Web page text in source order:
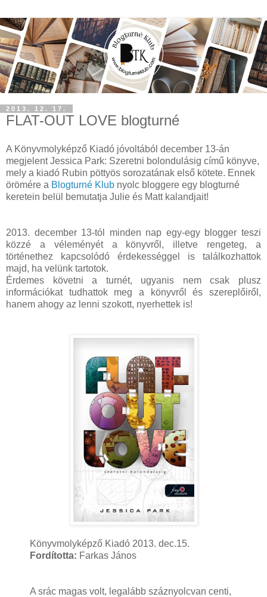
2013. 12. 17.
FLAT-OUT LOVE blogturné
A Könyvmolyképző Kiadó jóvoltából december 13-án
megjelent Jessica Park: Szeretni bolondulásig című könyve,
mely a kiadó Rubin pöttyös sorozatának első kötete. Ennek
örömére a Blogturné Klub nyolc bloggere egy blogturné
keretein belül bemutatja Julie és Matt kalandjait!
2013. december 13-tól minden nap egy-egy blogger teszi
közzé a véleményét a könyvről, illetve rengeteg, a
történethez kapcsolódó érdekességgel is találkozhattok
majd, ha velünk tartotok.
Érdemes követni a turnét, ugyanis nem csak plusz
információkat tudhattok meg a könyvről és szereplőiről,
hanem ahogy az lenni szokott, nyerhettek is!
Könyvmolyképző Kiadó 2013. dec.15.
Fordította: Farkas János
A srác magas volt, legalább száznyolcvan centi,